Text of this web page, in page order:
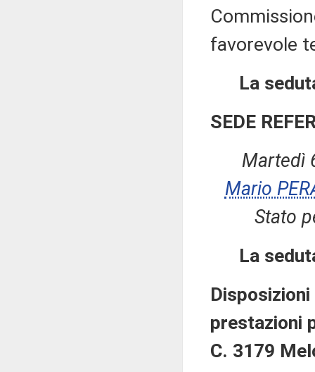
favorevole
La
SEDE
Martedì
Mario
Stato
La
prestazioni
C. 3179